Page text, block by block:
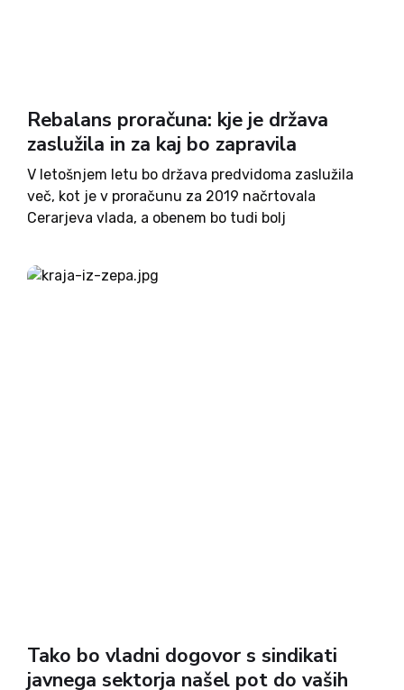
Rebalans proračuna: kje je država
zaslužila in za kaj bo zapravila
V letošnjem letu bo država predvidoma zaslužila
več, kot je v proračunu za 2019 načrtovala
Cerarjeva vlada, a obenem bo tudi bolj
proračun beležil nominalni presežek v višini 0,4 %
BDP, kar pa...
Tako bo vladni dogovor s sindikati
javnega sektorja našel pot do vaših